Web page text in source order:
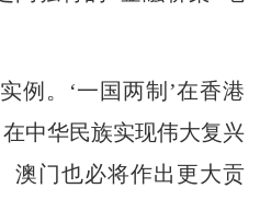
。‘一国两制’在香港
中华民族实现伟大复兴
澳门也必将作出更大贡